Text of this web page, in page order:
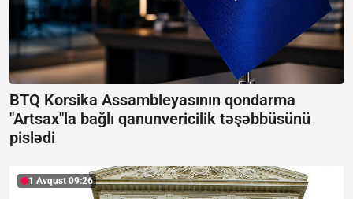
BTQ Korsika Assambleyasının qondarma
"Artsax"la bağlı qanunvericilik təşəbbüsünü
pislədi
1 Avqust 09:26